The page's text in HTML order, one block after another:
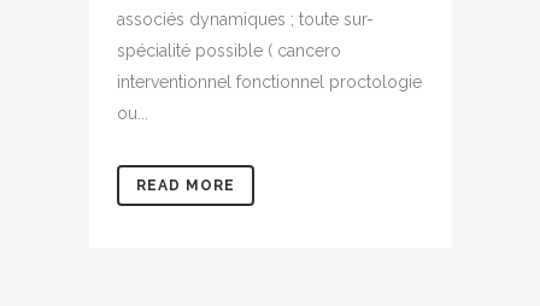
associés dynamiques ; toute sur-
spécialité possible ( cancero
interventionnel fonctionnel proctologie
ou...
READ MORE